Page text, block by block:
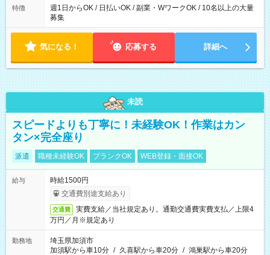
特徴
週1日からOK / 日払いOK / 副業・WワークOK / 10名以上の大量
募集
気になる！ 応募する 詳細へ
未読
スピードよりも丁寧に！未経験OK！作業はカン
タン×完全座り
派遣 職種未経験OK ブランクOK WEB登録・面接OK
給与
時給1500円
交通費別途支給あり
交通費
実費支給／当社規定あり。通勤交通費実費支払／上限4
万円／月※規定あり
勤務地
埼玉県加須市
加須駅から車10分 / 久喜駅から車20分 / 鴻巣駅から車20分